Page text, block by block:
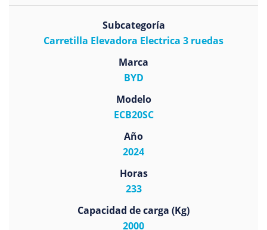
Subcategoría
Carretilla Elevadora Electrica 3 ruedas
Marca
BYD
Modelo
ECB20SC
Año
2024
Horas
233
Capacidad de carga (Kg)
2000